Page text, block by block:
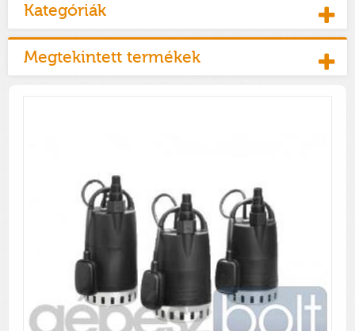
Kategóriák
Megtekintett termékek